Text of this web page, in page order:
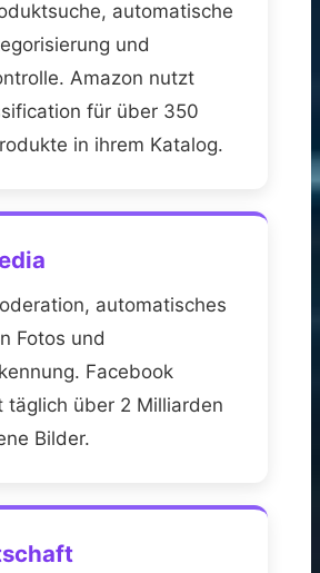
automatische
und
Amazon nutzt
für über 350
in ihrem Katalog.
automatisches
Fotos und
Facebook
täglich über 2 Milliarden
Bilder.